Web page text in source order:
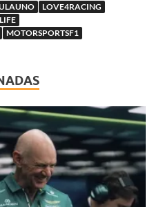
LOVE4RACING
MOTORSPORTSF1